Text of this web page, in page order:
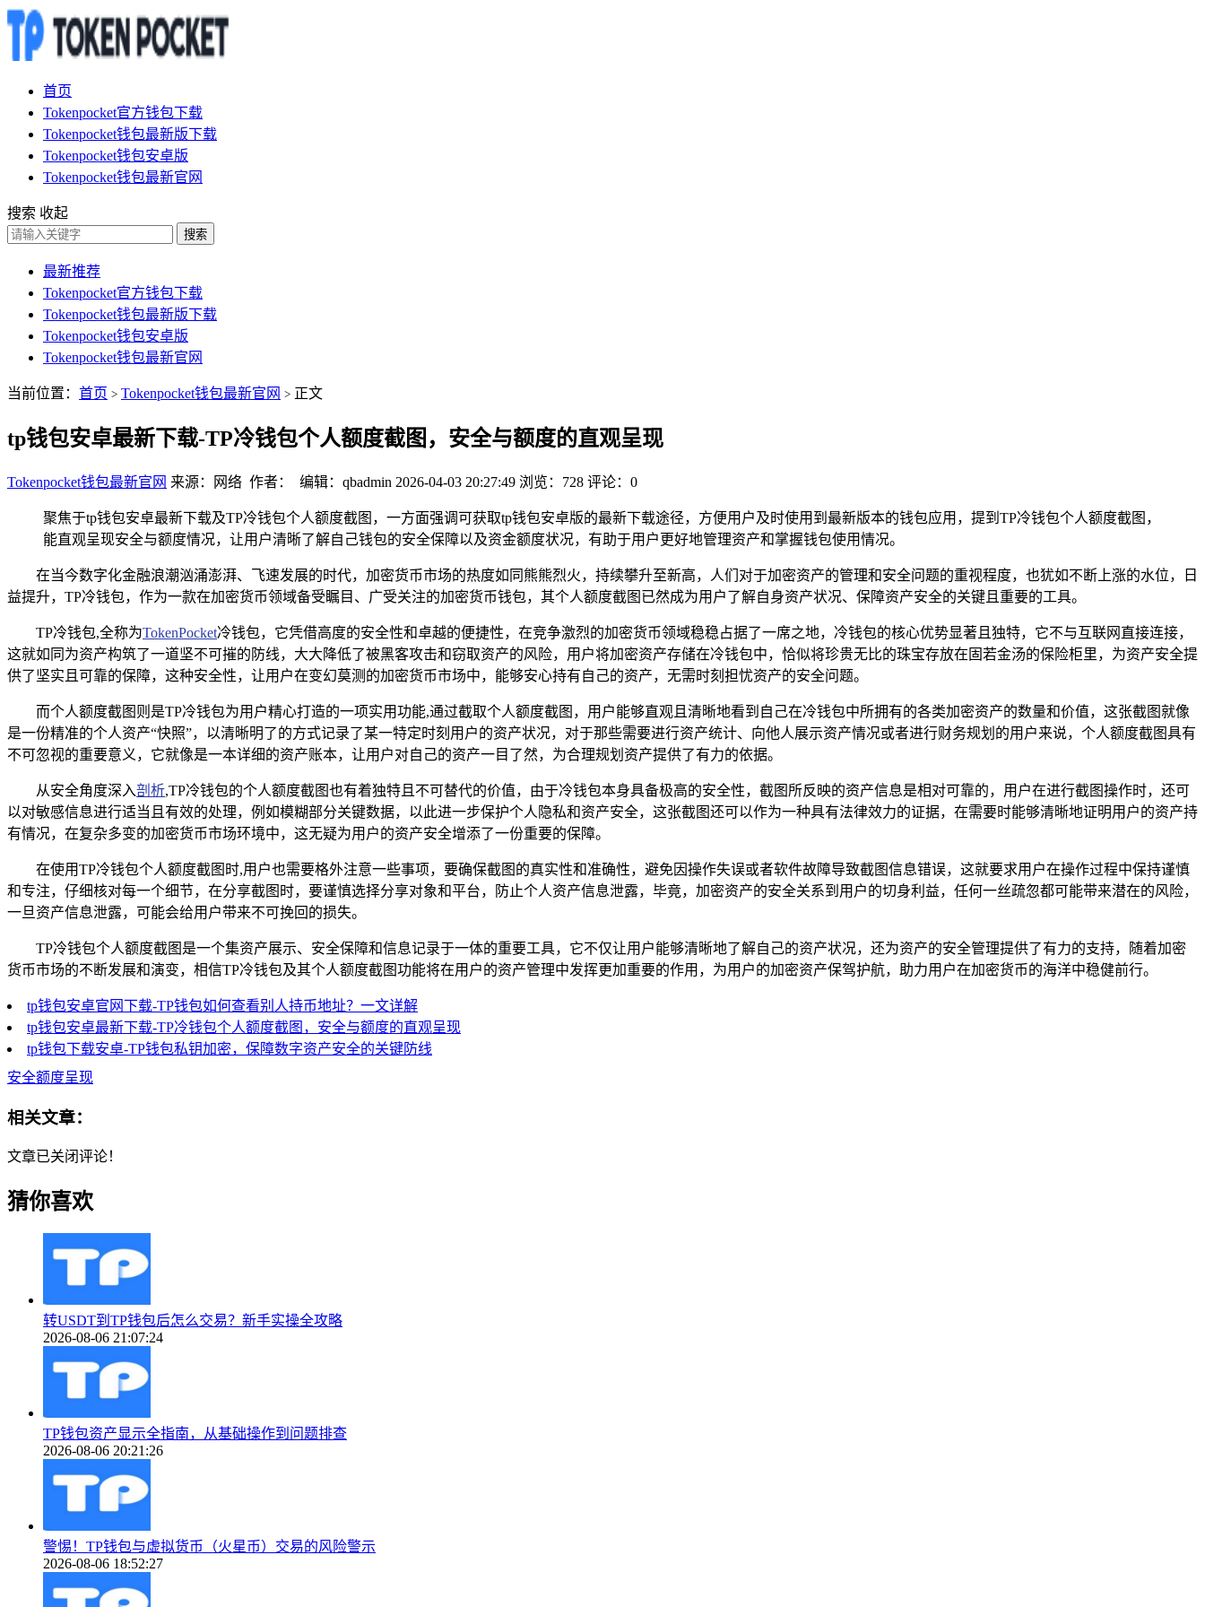
首页
Tokenpocket官方钱包下载
Tokenpocket钱包最新版下载
Tokenpocket钱包安卓版
Tokenpocket钱包最新官网
搜索 收起
搜索
最新推荐
Tokenpocket官方钱包下载
Tokenpocket钱包最新版下载
Tokenpocket钱包安卓版
Tokenpocket钱包最新官网
当前位置： 首页 > Tokenpocket钱包最新官网 > 正文
tp钱包安卓最新下载-TP冷钱包个人额度截图，安全与额度的直观呈现
Tokenpocket钱包最新官网 来源：网络 作者： 编辑：qbadmin 2026-04-03 20:27:49 浏览：728 评论：0
聚焦于tp钱包安卓最新下载及TP冷钱包个人额度截图，一方面强调可获取tp钱包安卓版的最新下载途径，方便用户及时使用到最新版本的钱包应用，提到TP冷钱包个人额度截图，
能直观呈现安全与额度情况，让用户清晰了解自己钱包的安全保障以及资金额度状况，有助于用户更好地管理资产和掌握钱包使用情况。
在当今数字化金融浪潮汹涌澎湃、飞速发展的时代，加密货币市场的热度如同熊熊烈火，持续攀升至新高，人们对于加密资产的管理和安全问题的重视程度，也犹如不断上涨的水位，日
益提升，TP冷钱包，作为一款在加密货币领域备受瞩目、广受关注的加密货币钱包，其个人额度截图已然成为用户了解自身资产状况、保障资产安全的关键且重要的工具。
TP冷钱包,全称为TokenPocket冷钱包，它凭借高度的安全性和卓越的便捷性，在竞争激烈的加密货币领域稳稳占据了一席之地，冷钱包的核心优势显著且独特，它不与互联网直接连接，
这就如同为资产构筑了一道坚不可摧的防线，大大降低了被黑客攻击和窃取资产的风险，用户将加密资产存储在冷钱包中，恰似将珍贵无比的珠宝存放在固若金汤的保险柜里，为资产安全提
供了坚实且可靠的保障，这种安全性，让用户在变幻莫测的加密货币市场中，能够安心持有自己的资产，无需时刻担忧资产的安全问题。
而个人额度截图则是TP冷钱包为用户精心打造的一项实用功能,通过截取个人额度截图，用户能够直观且清晰地看到自己在冷钱包中所拥有的各类加密资产的数量和价值，这张截图就像
是一份精准的个人资产“快照”，以清晰明了的方式记录了某一特定时刻用户的资产状况，对于那些需要进行资产统计、向他人展示资产情况或者进行财务规划的用户来说，个人额度截图具有
不可忽视的重要意义，它就像是一本详细的资产账本，让用户对自己的资产一目了然，为合理规划资产提供了有力的依据。
从安全角度深入剖析,TP冷钱包的个人额度截图也有着独特且不可替代的价值，由于冷钱包本身具备极高的安全性，截图所反映的资产信息是相对可靠的，用户在进行截图操作时，还可
以对敏感信息进行适当且有效的处理，例如模糊部分关键数据，以此进一步保护个人隐私和资产安全，这张截图还可以作为一种具有法律效力的证据，在需要时能够清晰地证明用户的资产持
有情况，在复杂多变的加密货币市场环境中，这无疑为用户的资产安全增添了一份重要的保障。
在使用TP冷钱包个人额度截图时,用户也需要格外注意一些事项，要确保截图的真实性和准确性，避免因操作失误或者软件故障导致截图信息错误，这就要求用户在操作过程中保持谨慎
和专注，仔细核对每一个细节，在分享截图时，要谨慎选择分享对象和平台，防止个人资产信息泄露，毕竟，加密资产的安全关系到用户的切身利益，任何一丝疏忽都可能带来潜在的风险，
一旦资产信息泄露，可能会给用户带来不可挽回的损失。
TP冷钱包个人额度截图是一个集资产展示、安全保障和信息记录于一体的重要工具，它不仅让用户能够清晰地了解自己的资产状况，还为资产的安全管理提供了有力的支持，随着加密
货币市场的不断发展和演变，相信TP冷钱包及其个人额度截图功能将在用户的资产管理中发挥更加重要的作用，为用户的加密资产保驾护航，助力用户在加密货币的海洋中稳健前行。
tp钱包安卓官网下载-TP钱包如何查看别人持币地址？一文详解
tp钱包安卓最新下载-TP冷钱包个人额度截图，安全与额度的直观呈现
tp钱包下载安卓-TP钱包私钥加密，保障数字资产安全的关键防线
安全额度呈现
相关文章：
文章已关闭评论！
猜你喜欢
转USDT到TP钱包后怎么交易？新手实操全攻略
2026-08-06 21:07:24
TP钱包资产显示全指南，从基础操作到问题排查
2026-08-06 20:21:26
警惕！TP钱包与虚拟货币（火星币）交易的风险警示
2026-08-06 18:52:27